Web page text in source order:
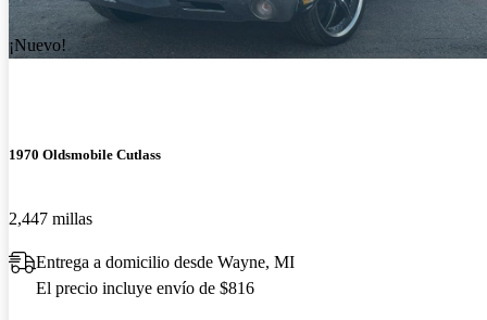
¡Nuevo!
1970 Oldsmobile Cutlass
2,447 millas
Entrega a domicilio desde Wayne, MI
El precio incluye envío de $816